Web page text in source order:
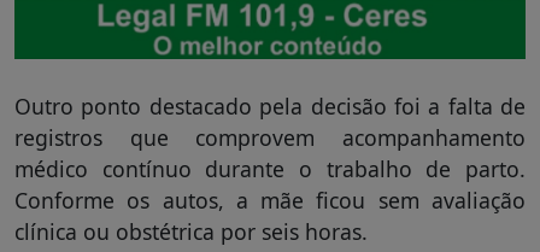
Outro ponto destacado pela decisão foi a falta de
registros que comprovem acompanhamento
médico contínuo durante o trabalho de parto.
Conforme os autos, a mãe ficou sem avaliação
clínica ou obstétrica por seis horas.